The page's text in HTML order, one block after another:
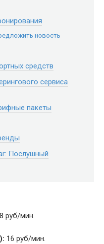
новость
средств
сервиса
пакеты
Послушный
8 руб/мин.
16 руб/мин.